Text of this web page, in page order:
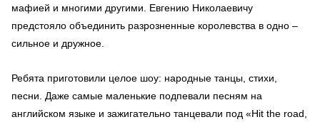
мафией и многими другими. Евгению Николаевичу
предстояло объединить разрозненные королевства в одно –
сильное и дружное.
Ребята приготовили целое шоу: народные танцы, стихи,
песни. Даже самые маленькие подпевали песням на
английском языке и зажигательно танцевали под «Hit the road,